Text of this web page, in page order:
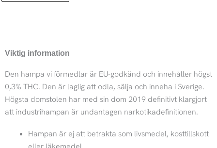
Viktig information
Den hampa vi förmedlar är EU-godkänd och innehåller högst
0,3% THC. Den är laglig att odla, sälja och inneha i Sverige.
Högsta domstolen har med sin dom 2019 definitivt klargjort
att industrihampan är undantagen narkotikadefinitionen.
Hampan är ej att betrakta som livsmedel, kosttillskott